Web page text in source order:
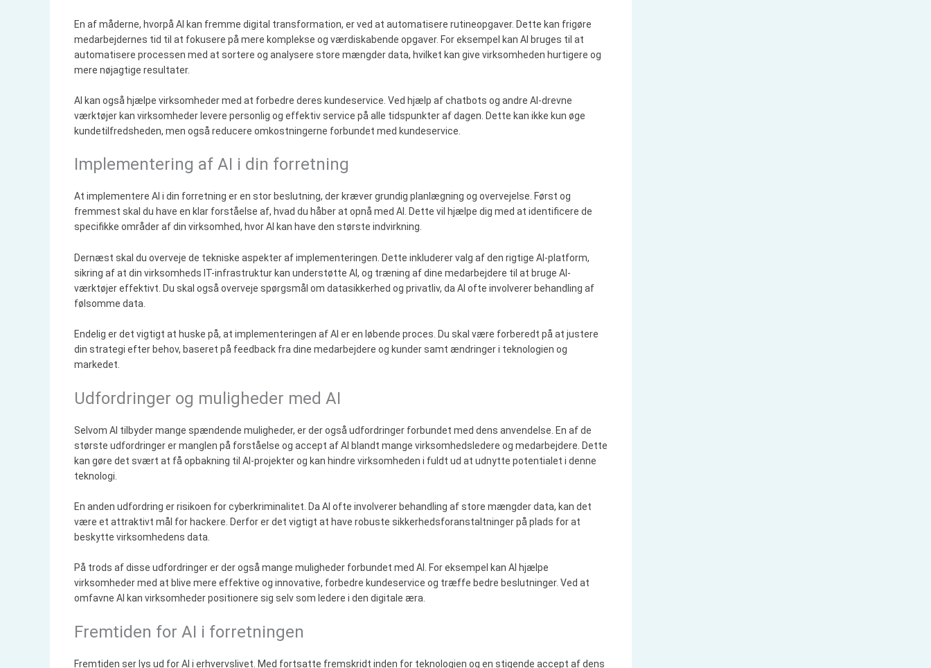
En af måderne, hvorpå AI kan fremme digital transformation, er ved at automatisere rutineopgaver. Dette kan frigøre
medarbejdernes tid til at fokusere på mere komplekse og værdiskabende opgaver. For eksempel kan AI bruges til at
automatisere processen med at sortere og analysere store mængder data, hvilket kan give virksomheden hurtigere og
mere nøjagtige resultater.
AI kan også hjælpe virksomheder med at forbedre deres kundeservice. Ved hjælp af chatbots og andre AI-drevne
værktøjer kan virksomheder levere personlig og effektiv service på alle tidspunkter af dagen. Dette kan ikke kun øge
kundetilfredsheden, men også reducere omkostningerne forbundet med kundeservice.
Implementering af AI i din forretning
At implementere AI i din forretning er en stor beslutning, der kræver grundig planlægning og overvejelse. Først og
fremmest skal du have en klar forståelse af, hvad du håber at opnå med AI. Dette vil hjælpe dig med at identificere de
specifikke områder af din virksomhed, hvor AI kan have den største indvirkning.
Dernæst skal du overveje de tekniske aspekter af implementeringen. Dette inkluderer valg af den rigtige AI-platform,
sikring af at din virksomheds IT-infrastruktur kan understøtte AI, og træning af dine medarbejdere til at bruge AI-
værktøjer effektivt. Du skal også overveje spørgsmål om datasikkerhed og privatliv, da AI ofte involverer behandling af
følsomme data.
Endelig er det vigtigt at huske på, at implementeringen af AI er en løbende proces. Du skal være forberedt på at justere
din strategi efter behov, baseret på feedback fra dine medarbejdere og kunder samt ændringer i teknologien og
markedet.
Udfordringer og muligheder med AI
Selvom AI tilbyder mange spændende muligheder, er der også udfordringer forbundet med dens anvendelse. En af de
største udfordringer er manglen på forståelse og accept af AI blandt mange virksomhedsledere og medarbejdere. Dette
kan gøre det svært at få opbakning til AI-projekter og kan hindre virksomheden i fuldt ud at udnytte potentialet i denne
teknologi.
En anden udfordring er risikoen for cyberkriminalitet. Da AI ofte involverer behandling af store mængder data, kan det
være et attraktivt mål for hackere. Derfor er det vigtigt at have robuste sikkerhedsforanstaltninger på plads for at
beskytte virksomhedens data.
På trods af disse udfordringer er der også mange muligheder forbundet med AI. For eksempel kan AI hjælpe
virksomheder med at blive mere effektive og innovative, forbedre kundeservice og træffe bedre beslutninger. Ved at
omfavne AI kan virksomheder positionere sig selv som ledere i den digitale æra.
Fremtiden for AI i forretningen
Fremtiden ser lys ud for AI i erhvervslivet. Med fortsatte fremskridt inden for teknologien og en stigende accept af dens